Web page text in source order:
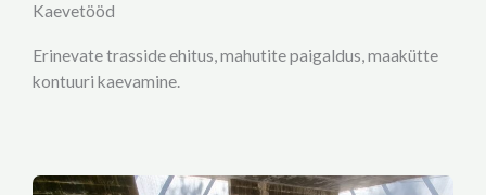
Kaevetööd
Erinevate trasside ehitus, mahutite paigaldus, maakütte
kontuuri kaevamine.